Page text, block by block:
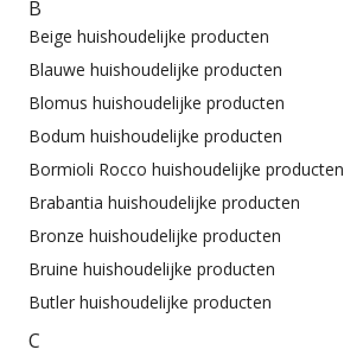
B
Beige huishoudelijke producten
Blauwe huishoudelijke producten
Blomus huishoudelijke producten
Bodum huishoudelijke producten
Bormioli Rocco huishoudelijke producten
Brabantia huishoudelijke producten
Bronze huishoudelijke producten
Bruine huishoudelijke producten
Butler huishoudelijke producten
C